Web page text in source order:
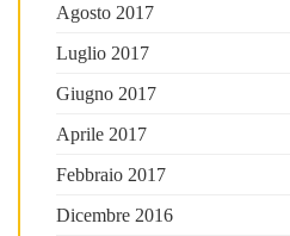
Agosto 2017
Luglio 2017
Giugno 2017
Aprile 2017
Febbraio 2017
Dicembre 2016